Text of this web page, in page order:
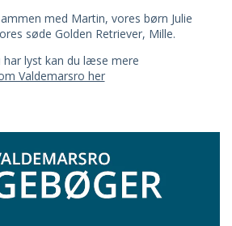
med Martin, vores børn Julie
søde Golden Retriever, Mille.
har lyst kan du læse mere
Valdemarsro her